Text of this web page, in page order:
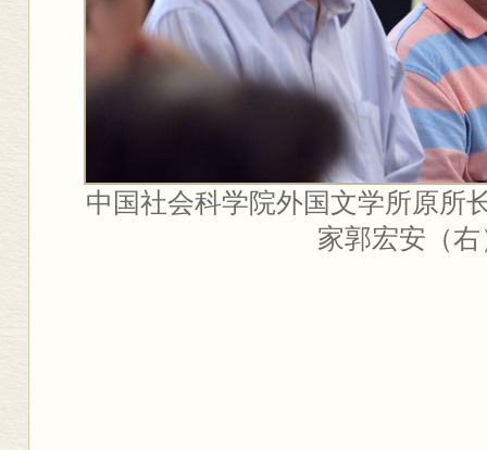
中国社会科学院外国文学所原所
家郭宏安（右